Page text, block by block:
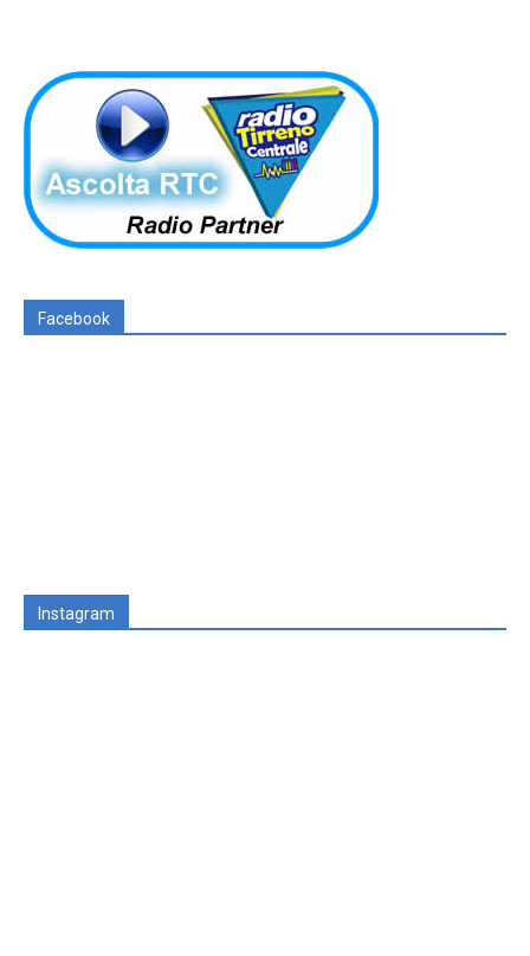
Facebook
Instagram